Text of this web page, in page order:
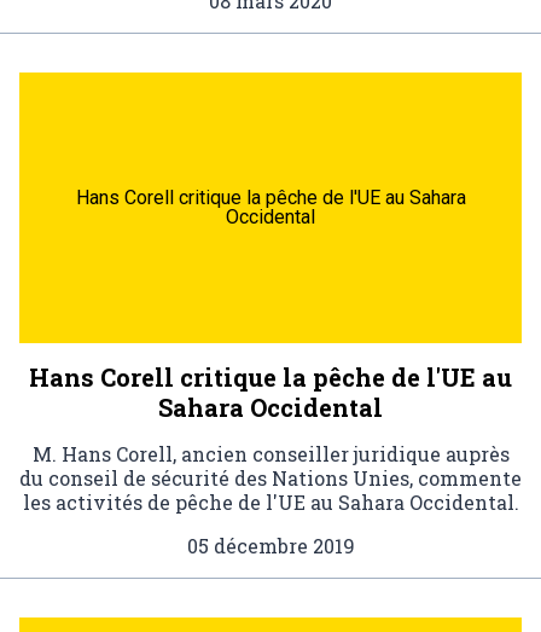
Hans Corell critique la pêche de l'UE au Sahara
Occidental
Hans Corell critique la pêche de l'UE au
Sahara Occidental
M. Hans Corell, ancien conseiller juridique auprès
du conseil de sécurité des Nations Unies, commente
les activités de pêche de l'UE au Sahara Occidental.
05 décembre 2019